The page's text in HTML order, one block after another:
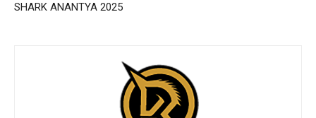
SHARK ANANTYA 2025